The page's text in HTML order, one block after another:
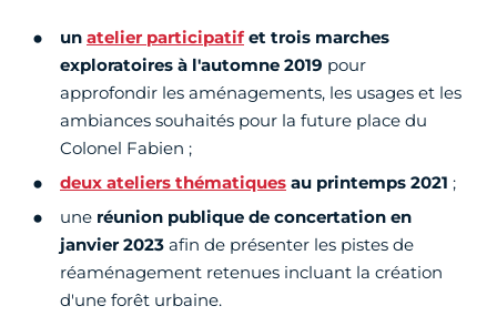
un atelier participatifet trois marches
exploratoires à l'automne 2019 pour
approfondir les aménagements, les usages et les
ambiances souhaités pour la future place du
Colonel Fabien ;
deux ateliers thématiques au printemps 2021 ;
une réunion publique de concertation en
janvier 2023 afin de présenter les pistes de
réaménagement retenues incluant la création
d'une forêt urbaine.